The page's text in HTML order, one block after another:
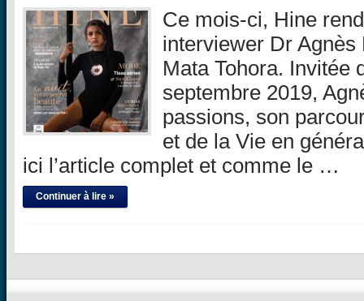
Ce mois-ci, Hine
interviewer Dr Agnès
Mata Tohora. Invitée
septembre 2019,
passions, son
et de la Vie en
ici l’article complet et comme le …
Continuer à lire »